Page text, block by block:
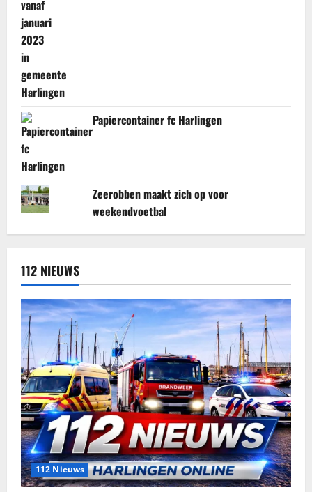
Papiercontainer fc Harlingen
Zeerobben maakt zich op voor
weekendvoetbal
112 NIEUWS
112 Nieuws